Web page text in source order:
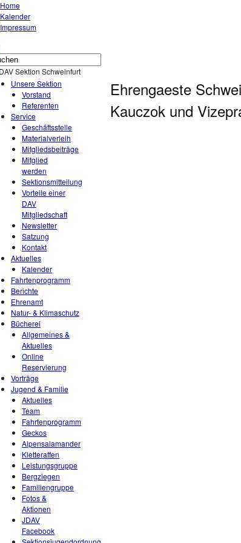
Home
Kalender
Impressum
Unsere Sektion
Vorstand
Referenten
Service
Geschäftsstelle
Materialverleih
Mitgliedsbeiträge
Mitglied
werden
Sektionsmitteilung
Vorteile einer
DAV
Mitgliedschaft
Newsletter
Satzung
Kontakt
Aktuelles
Kalender
Fahrtenprogramm
Berichte
Ehrenamt
Natur- & Klimaschutz
Bücherei
Allgemeines &
Aktuelles
Online
Reservierung
Vorträge
Jugend & Familie
Aktuelles
Team
Fahrtenprogramm
Geckos
Alpensalamander
Kletteraffen
Leistungsgruppe
Bergziegen
Familiengruppe
Fotos &
Aktionen
JDAV
Facebook
Ehrengaeste
Kauczok und